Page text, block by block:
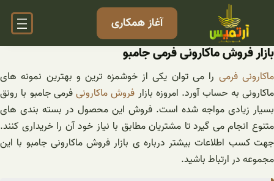
آغاز همکاری
بازار فروش ماکارونی فرمی جامبو
ماکارونی فرمی را می توان یکی از خوشمزه ترین و بهترین نمونه های
ماکارونی به حساب آورد. امروزه بازار فروش ماکارونیفرمی جامبو با رونق
بسیار زیادی مواجه شده است. فروش این محصول در بسته بندی های
متنوع انجام می گیرد تا مشتریان مطابق با نیاز خود آن را خریداری کنند.
جهت کسب اطلاعات بیشتر درباره ی بازار فروش ماکارونی جامبو با این
مجموعه در ارتباط باشید.